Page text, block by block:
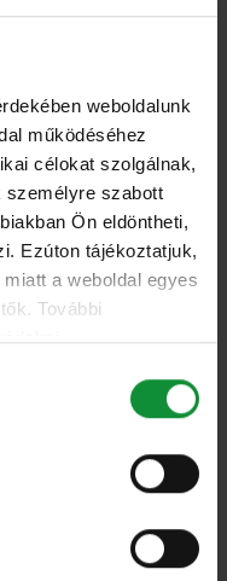
weboldalunk
működéséhez
célokat szolgálnak,
személyre szabott
Ön eldöntheti,
Ezúton tájékoztatjuk,
a weboldal egyes
További
őket
a gyerekekkel,
tesznek jót:
és a kicsik ízlése
tehetnek az
Sali
értékesítettek,
jelent. Ezen felül
termékekkel
a 3,1